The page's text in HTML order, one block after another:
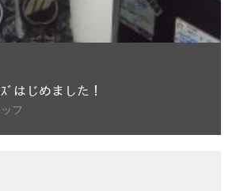
はじめました！
フ